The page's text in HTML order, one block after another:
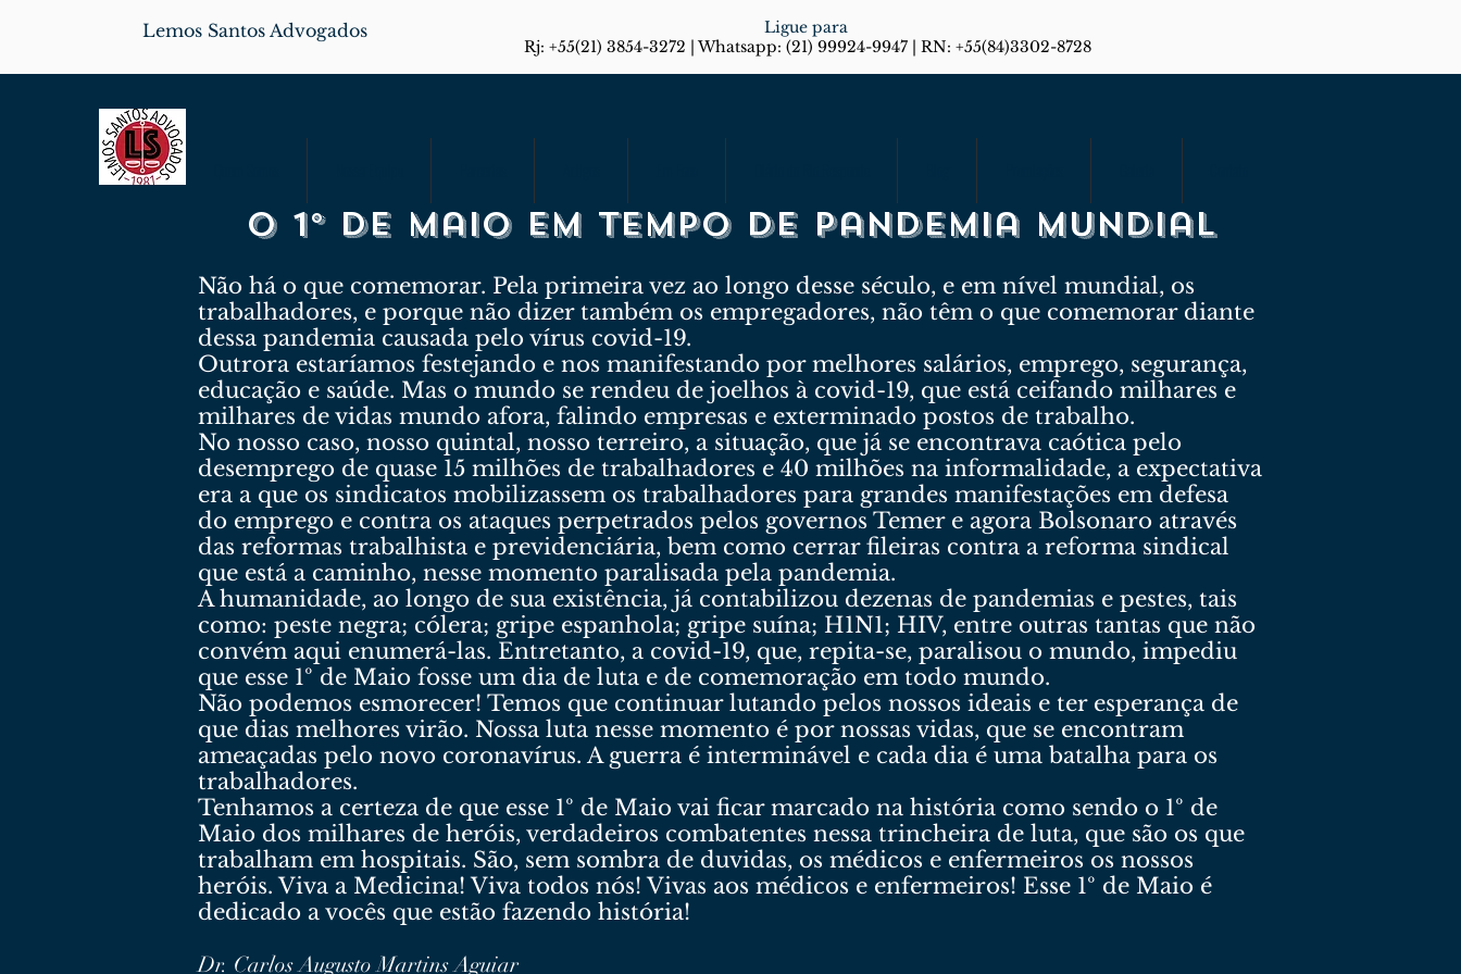
Ligue para
Rj: +55(21) 3854-3272 | Whatsapp: (21) 99924-9947 | RN: +55(84)3302-8728
Lemos Santos Advogados
O 1º de Maio em tempo de pandemia mundial
Não há o que comemorar. Pela primeira vez ao longo desse século, e em nível mundial, os
trabalhadores, e porque não dizer também os empregadores, não têm o que comemorar diante
dessa pandemia causada pelo vírus covid-19.
Outrora estaríamos festejando e nos manifestando por melhores salários, emprego, segurança,
educação e saúde. Mas o mundo se rendeu de joelhos à covid-19, que está ceifando milhares e
milhares de vidas mundo afora, falindo empresas e exterminado postos de trabalho.
No nosso caso, nosso quintal, nosso terreiro, a situação, que já se encontrava caótica pelo
desemprego de quase 15 milhões de trabalhadores e 40 milhões na informalidade, a expectativa
era a que os sindicatos mobilizassem os trabalhadores para grandes manifestações em defesa
do emprego e contra os ataques perpetrados pelos governos Temer e agora Bolsonaro através
das reformas trabalhista e previdenciária, bem como cerrar fileiras contra a reforma sindical
que está a caminho, nesse momento paralisada pela pandemia.
A humanidade, ao longo de sua existência, já contabilizou dezenas de pandemias e pestes, tais
como: peste negra; cólera; gripe espanhola; gripe suína; H1N1; HIV, entre outras tantas que não
convém aqui enumerá-las. Entretanto, a covid-19, que, repita-se, paralisou o mundo, impediu
que esse 1º de Maio fosse um dia de luta e de comemoração em todo mundo.
Não podemos esmorecer! Temos que continuar lutando pelos nossos ideais e ter esperança de
que dias melhores virão. Nossa luta nesse momento é por nossas vidas, que se encontram
ameaçadas pelo novo coronavírus. A guerra é interminável e cada dia é uma batalha para os
trabalhadores.
Tenhamos a certeza de que esse 1º de Maio vai ficar marcado na história como sendo o 1º de
Maio dos milhares de heróis, verdadeiros combatentes nessa trincheira de luta, que são os que
trabalham em hospitais. São, sem sombra de duvidas, os médicos e enfermeiros os nossos
heróis. Viva a Medicina! Viva todos nós! Vivas aos médicos e enfermeiros! Esse 1º de Maio é
dedicado a vocês que estão fazendo história!
Dr. Carlos Augusto Martins Aguiar